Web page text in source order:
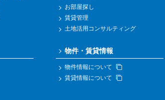
お部屋探し
賃貸管理
土地活用コンサルティング
物件・賃貸情報
物件情報について
賃貸情報について